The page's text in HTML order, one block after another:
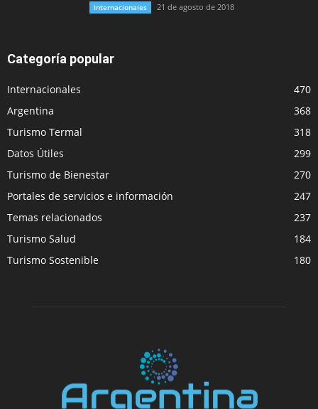
Internacionales 21 de agosto de 2018
Categoría popular
Internacionales
470
Argentina
368
Turismo Termal
318
Datos Útiles
299
Turismo de Bienestar
270
Portales de servicios e información
247
Temas relacionados
237
Turismo Salud
184
Turismo Sostenible
180